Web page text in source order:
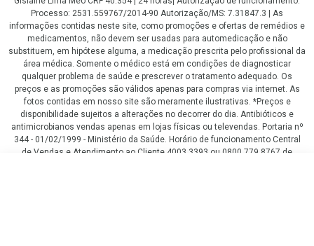
Processo: 2531.559767/2014-90 Autorização/MS: 7.31847.3 | As
informações contidas neste site, como promoções e ofertas de remédios e
medicamentos, não devem ser usadas para automedicação e não
substituem, em hipótese alguma, a medicação prescrita pelo profissional da
área médica. Somente o médico está em condições de diagnosticar
qualquer problema de saúde e prescrever o tratamento adequado. Os
preços e as promoções são válidos apenas para compras via internet. As
fotos contidas em nosso site são meramente ilustrativas. *Preços e
disponibilidade sujeitos a alterações no decorrer do dia. Antibióticos e
antimicrobianos vendas apenas em lojas físicas ou televendas. Portaria nº
344 - 01/02/1999 - Ministério da Saúde. Horário de funcionamento Central
de Vendas e Atendimento ao Cliente 4003 3393 ou 0800 779 8767 de